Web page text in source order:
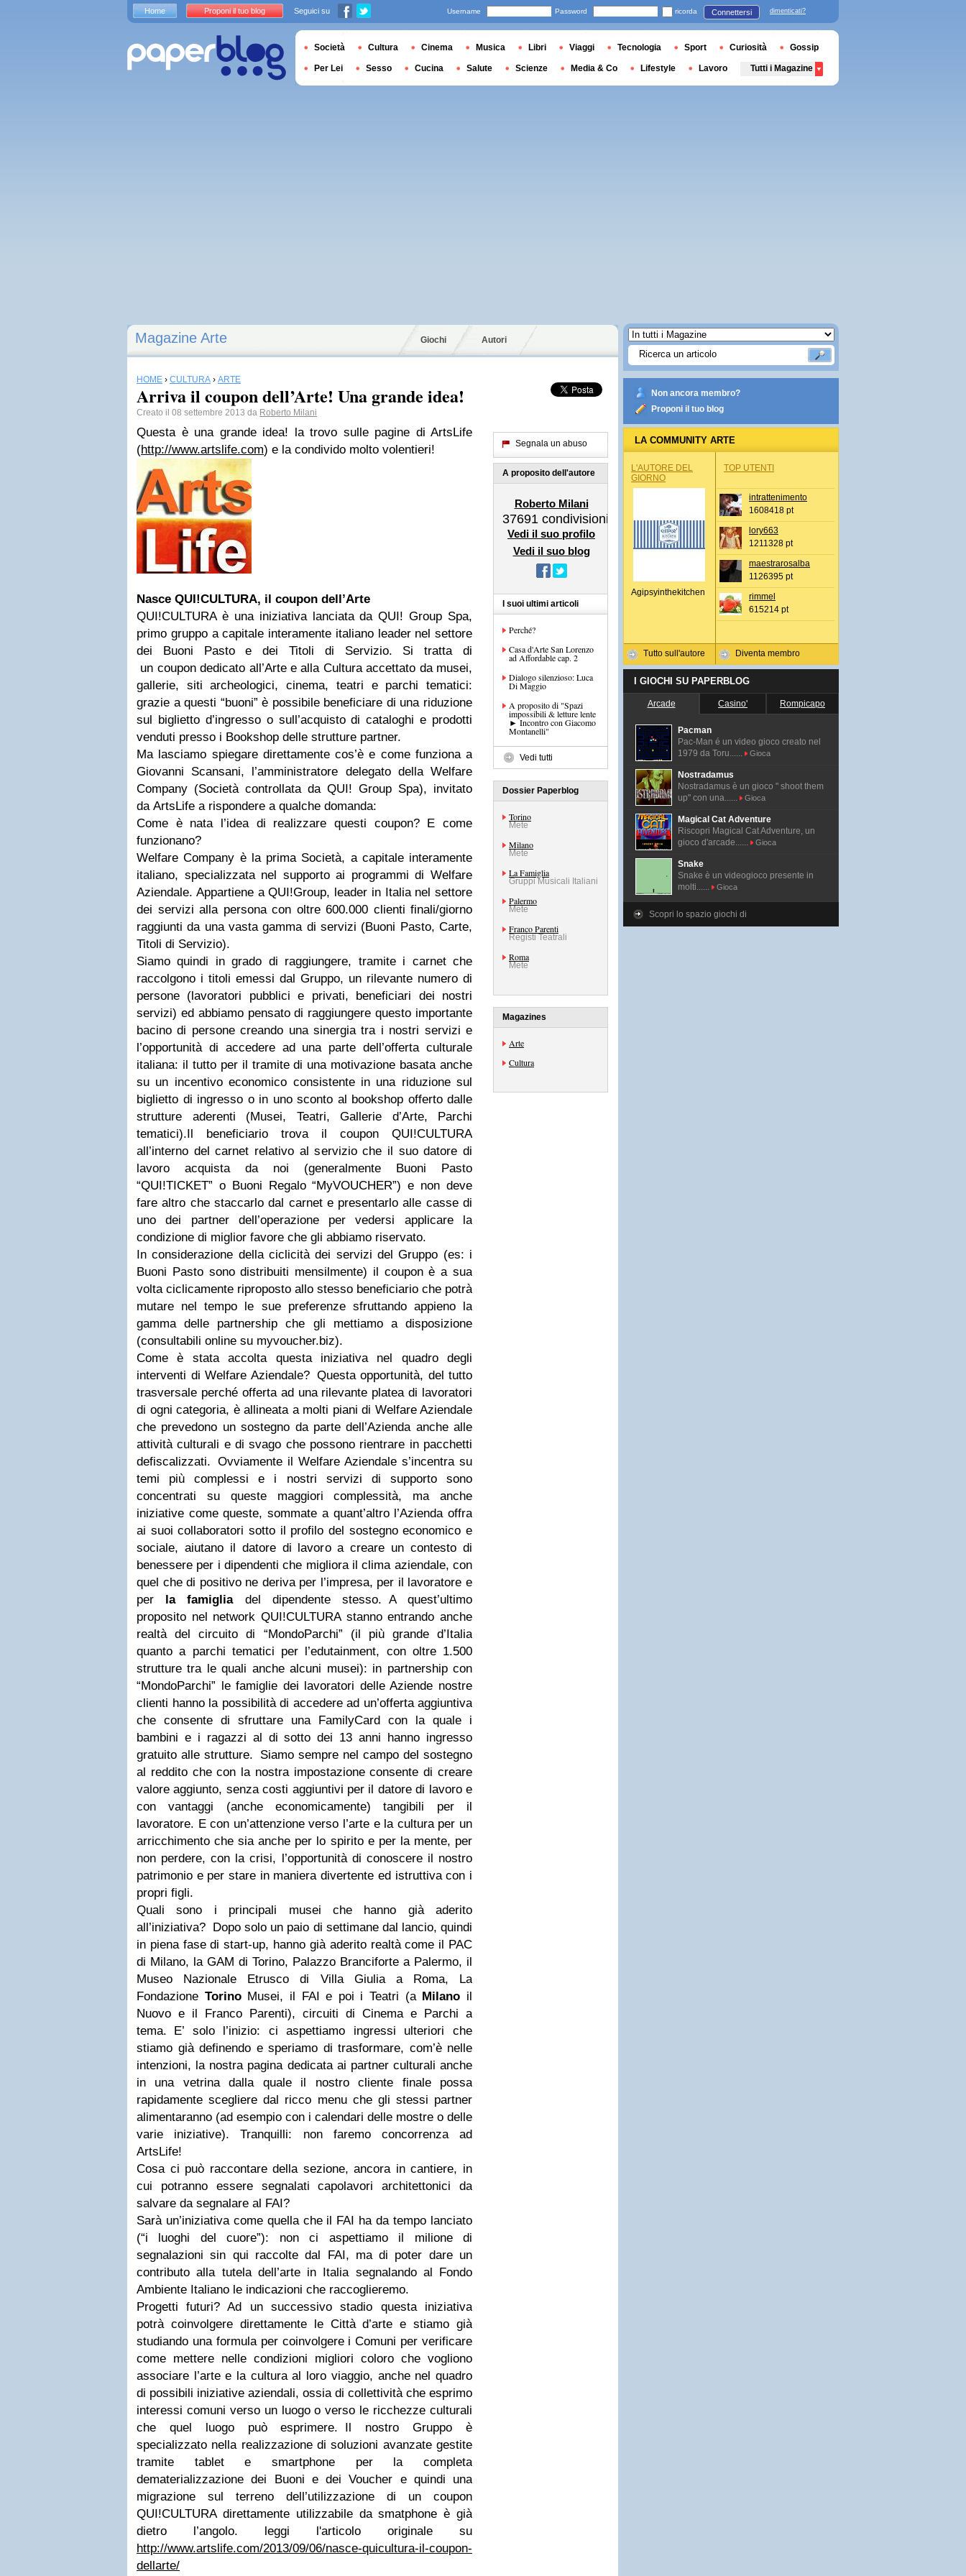
Magazine Arte Giochi Autori
HOME › CULTURA › ARTE
Arriva il coupon dell’Arte! Una grande idea!
Creato il 08 settembre 2013 da Roberto Milani
Questa è una grande idea! la trovo sulle pagine di ArtsLife
(http://www.artslife.com) e la condivido molto volentieri!
Nasce QUI!CULTURA, il coupon dell’Arte
QUI!CULTURA è una iniziativa lanciata da QUI! Group Spa,
primo gruppo a capitale interamente italiano leader nel settore
dei Buoni Pasto e dei Titoli di Servizio. Si tratta di
un coupon dedicato all’Arte e alla Cultura accettato da musei,
gallerie, siti archeologici, cinema, teatri e parchi tematici:
grazie a questi “buoni” è possibile beneficiare di una riduzione
sul biglietto d’ingresso o sull’acquisto di cataloghi e prodotti
venduti presso i Bookshop delle strutture partner.
Ma lasciamo spiegare direttamente cos’è e come funziona a
Giovanni Scansani, l’amministratore delegato della Welfare
Company (Società controllata da QUI! Group Spa), invitato
da ArtsLife a rispondere a qualche domanda:
Come è nata l’idea di realizzare questi coupon? E come
funzionano?
Welfare Company è la prima Società, a capitale interamente
italiano, specializzata nel supporto ai programmi di Welfare
Aziendale. Appartiene a QUI!Group, leader in Italia nel settore
dei servizi alla persona con oltre 600.000 clienti finali/giorno
raggiunti da una vasta gamma di servizi (Buoni Pasto, Carte,
Titoli di Servizio).
Siamo quindi in grado di raggiungere, tramite i carnet che
raccolgono i titoli emessi dal Gruppo, un rilevante numero di
persone (lavoratori pubblici e privati, beneficiari dei nostri
servizi) ed abbiamo pensato di raggiungere questo importante
bacino di persone creando una sinergia tra i nostri servizi e
l’opportunità di accedere ad una parte dell’offerta culturale
italiana: il tutto per il tramite di una motivazione basata anche
su un incentivo economico consistente in una riduzione sul
biglietto di ingresso o in uno sconto al bookshop offerto dalle
strutture aderenti (Musei, Teatri, Gallerie d’Arte, Parchi
tematici).Il beneficiario trova il coupon QUI!CULTURA
all’interno del carnet relativo al servizio che il suo datore di
lavoro acquista da noi (generalmente Buoni Pasto
“QUI!TICKET” o Buoni Regalo “MyVOUCHER”) e non deve
fare altro che staccarlo dal carnet e presentarlo alle casse di
uno dei partner dell’operazione per vedersi applicare la
condizione di miglior favore che gli abbiamo riservato.
In considerazione della ciclicità dei servizi del Gruppo (es: i
Buoni Pasto sono distribuiti mensilmente) il coupon è a sua
volta ciclicamente riproposto allo stesso beneficiario che potrà
mutare nel tempo le sue preferenze sfruttando appieno la
gamma delle partnership che gli mettiamo a disposizione
(consultabili online su myvoucher.biz).
Come è stata accolta questa iniziativa nel quadro degli
interventi di Welfare Aziendale? Questa opportunità, del tutto
trasversale perché offerta ad una rilevante platea di lavoratori
di ogni categoria, è allineata a molti piani di Welfare Aziendale
che prevedono un sostegno da parte dell’Azienda anche alle
attività culturali e di svago che possono rientrare in pacchetti
defiscalizzati. Ovviamente il Welfare Aziendale s’incentra su
temi più complessi e i nostri servizi di supporto sono
concentrati su queste maggiori complessità, ma anche
iniziative come queste, sommate a quant’altro l’Azienda offra
ai suoi collaboratori sotto il profilo del sostegno economico e
sociale, aiutano il datore di lavoro a creare un contesto di
benessere per i dipendenti che migliora il clima aziendale, con
quel che di positivo ne deriva per l’impresa, per il lavoratore e
per la famigliadel dipendente stesso. A quest’ultimo
proposito nel network QUI!CULTURA stanno entrando anche
realtà del circuito di “MondoParchi” (il più grande d’Italia
quanto a parchi tematici per l’edutainment, con oltre 1.500
strutture tra le quali anche alcuni musei): in partnership con
“MondoParchi” le famiglie dei lavoratori delle Aziende nostre
clienti hanno la possibilità di accedere ad un’offerta aggiuntiva
che consente di sfruttare una FamilyCard con la quale i
bambini e i ragazzi al di sotto dei 13 anni hanno ingresso
gratuito alle strutture. Siamo sempre nel campo del sostegno
al reddito che con la nostra impostazione consente di creare
valore aggiunto, senza costi aggiuntivi per il datore di lavoro e
con vantaggi (anche economicamente) tangibili per il
lavoratore. E con un’attenzione verso l’arte e la cultura per un
arricchimento che sia anche per lo spirito e per la mente, per
non perdere, con la crisi, l’opportunità di conoscere il nostro
patrimonio e per stare in maniera divertente ed istruttiva con i
propri figli.
Quali sono i principali musei che hanno già aderito
all’iniziativa? Dopo solo un paio di settimane dal lancio, quindi
in piena fase di start-up, hanno già aderito realtà come il PAC
di Milano, la GAM di Torino, Palazzo Branciforte a Palermo, il
Museo Nazionale Etrusco di Villa Giulia a Roma, La
Fondazione TorinoMusei, il FAI e poi i Teatri (a Milano il
Nuovo e il Franco Parenti), circuiti di Cinema e Parchi a
tema. E’ solo l’inizio: ci aspettiamo ingressi ulteriori che
stiamo già definendo e speriamo di trasformare, com’è nelle
intenzioni, la nostra pagina dedicata ai partner culturali anche
in una vetrina dalla quale il nostro cliente finale possa
rapidamente scegliere dal ricco menu che gli stessi partner
alimentaranno (ad esempio con i calendari delle mostre o delle
varie iniziative). Tranquilli: non faremo concorrenza ad
ArtsLife!
Cosa ci può raccontare della sezione, ancora in cantiere, in
cui potranno essere segnalati capolavori architettonici da
salvare da segnalare al FAI?
Sarà un’iniziativa come quella che il FAI ha da tempo lanciato
(“i luoghi del cuore”): non ci aspettiamo il milione di
segnalazioni sin qui raccolte dal FAI, ma di poter dare un
contributo alla tutela dell’arte in Italia segnalando al Fondo
Ambiente Italiano le indicazioni che raccoglieremo.
Progetti futuri? Ad un successivo stadio questa iniziativa
potrà coinvolgere direttamente le Città d’arte e stiamo già
studiando una formula per coinvolgere i Comuni per verificare
come mettere nelle condizioni migliori coloro che vogliono
associare l’arte e la cultura al loro viaggio, anche nel quadro
di possibili iniziative aziendali, ossia di collettività che esprimo
interessi comuni verso un luogo o verso le ricchezze culturali
che quel luogo può esprimere. Il nostro Gruppo è
specializzato nella realizzazione di soluzioni avanzate gestite
tramite tablet e smartphone per la completa
dematerializzazione dei Buoni e dei Voucher e quindi una
migrazione sul terreno dell’utilizzazione di un coupon
QUI!CULTURA direttamente utilizzabile da smatphone è già
dietro l’angolo.
leggi l'articolo originale su
http://www.artslife.com/2013/09/06/nasce-quicultura-il-coupon-
dellarte/
Segnala un abuso
A proposito dell'autore
Roberto Milani
37691 condivisioni
Vedi il suo profilo
Vedi il suo blog
I suoi ultimi articoli
Perché?
Casa d'Arte San Lorenzo
ad Affordable cap. 2
Dialogo silenzioso: Luca
Di Maggio
A proposito di "Spazi
impossibili & letture lente
► Incontro con Giacomo
Montanelli"
Vedi tutti
Dossier Paperblog
Torino
Mete
Milano
Mete
La Famiglia
Gruppi Musicali Italiani
Palermo
Mete
Franco Parenti
Registi Teatrali
Roma
Mete
Magazines
Arte
Cultura
Non ancora membro?
Proponi il tuo blog
LA COMMUNITY ARTE
L'AUTORE DEL
GIORNO
Agipsyinthekitchen
Tutto sull'autore
TOP UTENTI
intrattenimento
1608418 pt
lory663
1211328 pt
maestrarosalba
1126395 pt
rimmel
615214 pt
Diventa membro
I GIOCHI SU PAPERBLOG
Arcade Casino' Rompicapo
Pacman
Pac-Man é un video gioco creato nel
1979 da Toru......
Gioca
Nostradamus
Nostradamus è un gioco " shoot them
up" con una......
Gioca
Magical Cat Adventure
Riscopri Magical Cat Adventure, un
gioco d'arcade......
Gioca
Snake
Snake è un videogioco presente in
molti......
Gioca
Scopri lo spazio giochi di
Home Proponi il tuo blog Seguici su Username Password ricorda Connettersi dimenticati?
Società Cultura Cinema Musica Libri Viaggi Tecnologia Sport Curiosità Gossip
Per Lei Sesso Cucina Salute Scienze Media & Co Lifestyle Lavoro Tutti i Magazine